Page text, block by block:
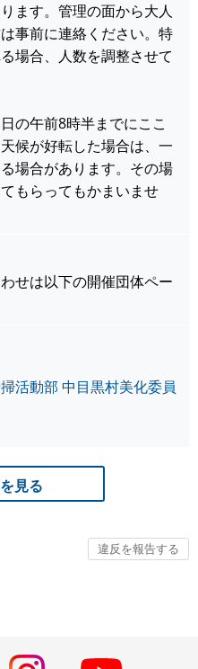
ます。管理の面から大人
事前に連絡ください。特
場合、人数を調整させて
の午前8時半までにここ
候が好転した場合は、一
場合があります。その場
もらってもかまいませ
せは以下の開催団体ペー
活動部 中目黒村美化委員
見る